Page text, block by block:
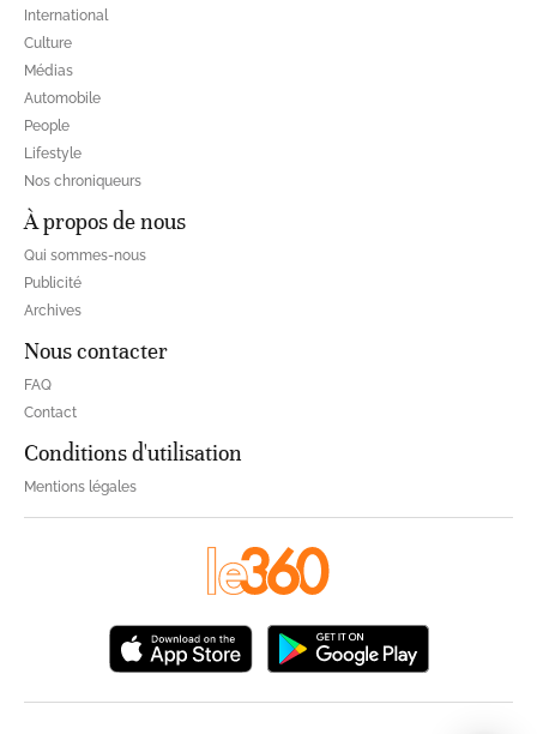
International
Culture
Médias
Automobile
People
Lifestyle
Nos chroniqueurs
À propos de nous
Qui sommes-nous
Publicité
Archives
Nous contacter
FAQ
Contact
Conditions d'utilisation
Mentions légales